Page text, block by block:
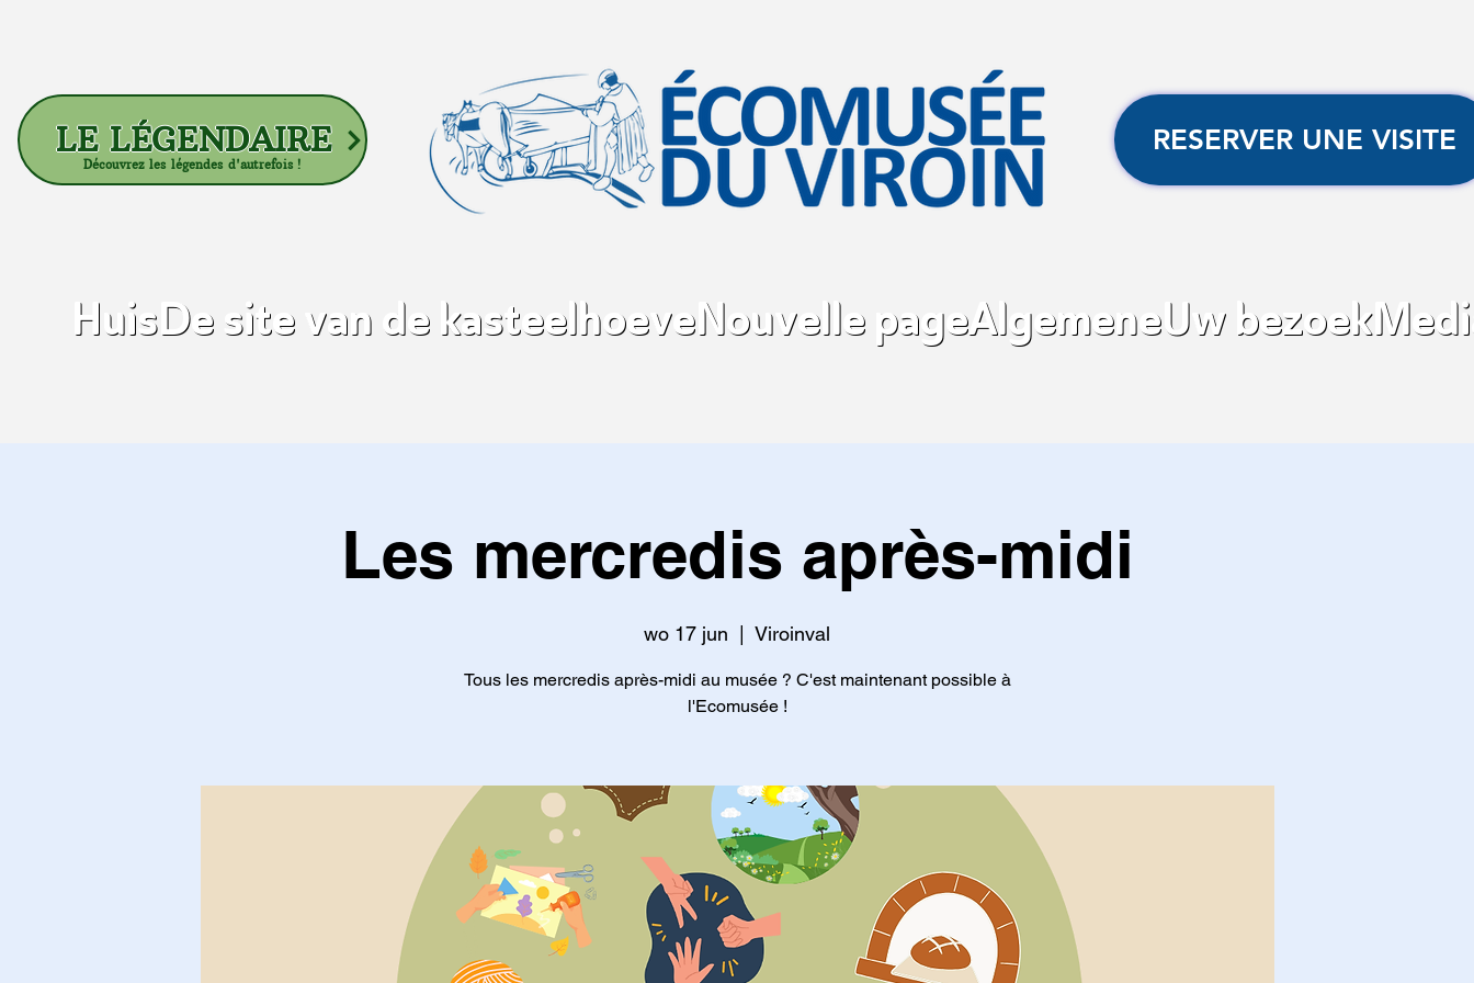
HuisDe site van de kasteelhoeveNouvelle pageAlgemeneUw bezoek
RESERVER UNE VISITE
LE LÉGENDAIRE
Découvrez les légendes d'autrefois !
Les mercredis après-midi
wo 17 jun Viroinval
Tous les mercredis après-midi au musée ? C'est maintenant possible à
l'Ecomusée !